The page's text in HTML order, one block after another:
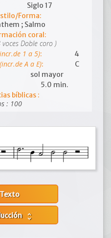
Siglo 17
Forma:
; Salmo
coral:
voces Doble coro )
1 a 5):
4
(incr.de A a E):
C
sol mayor
5.0 min.
bíblicas :
: 100
Texto
unfold_more